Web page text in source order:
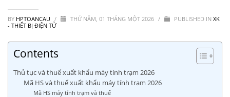
BY HPTOANCAU / THỨ NĂM, 01 THÁNG MỘT 2026 / PUBLISHED IN XK
- THIẾT BỊ ĐIỆN TỬ
Contents
Thủ tục và thuế xuất khẩu máy tính trạm 2026
Mã HS và thuế xuất khẩu máy tính trạm 2026
Mã HS máy tính trạm và thuế